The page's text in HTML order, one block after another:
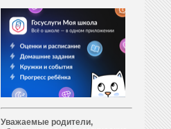
Уважаемые родители,